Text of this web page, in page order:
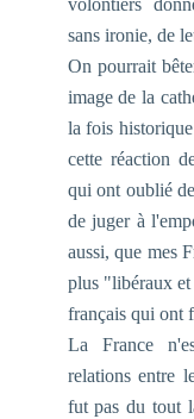
sans ironie, de
On pourrait
image de la
la fois
cette réaction
qui ont oublié
de juger à
aussi, que mes
plus "libéraux et
français qui ont
La France
relations entre
fut pas du tout